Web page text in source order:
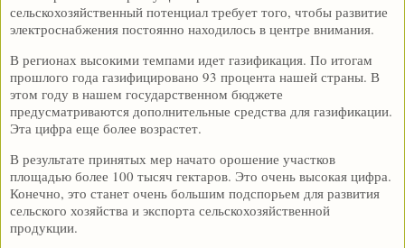
сельскохозяйственный потенциал требует того, чтобы развитие
электроснабжения постоянно находилось в центре внимания.
В регионах высокими темпами идет газификация. По итогам
прошлого года газифицировано 93 процента нашей страны. В
этом году в нашем государственном бюджете
предусматриваются дополнительные средства для газификации.
Эта цифра еще более возрастет.
В результате принятых мер начато орошение участков
площадью более 100 тысяч гектаров. Это очень высокая цифра.
Конечно, это станет очень большим подспорьем для развития
сельского хозяйства и экспорта сельскохозяйственной
продукции.